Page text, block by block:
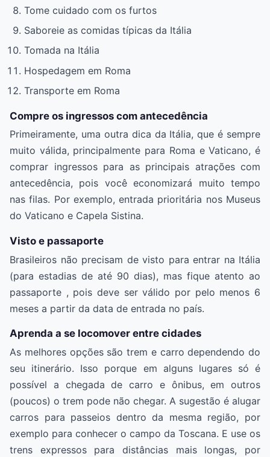
Tome cuidado com os furtos
Saboreie as comidas típicas da Itália
Tomada na Itália
Hospedagem em Roma
Transporte em Roma
Compre os ingressos com antecedência
Primeiramente, uma outra dica da Itália, que é sempre
muito válida, principalmente para Roma e Vaticano, é
comprar ingressos para as principais atrações com
antecedência, pois você economizará muito tempo
nas filas. Por exemplo, entrada prioritária nos Museus
do Vaticano e Capela Sistina.
Visto e passaporte
Brasileiros não precisam de visto para entrar na Itália
(para estadias de até 90 dias), mas fique atento ao
passaporte , pois deve ser válido por pelo menos 6
meses a partir da data de entrada no país.
Aprenda a se locomover entre cidades
As melhores opções são trem e carro dependendo do
seu itinerário. Isso porque em alguns lugares só é
possível a chegada de carro e ônibus, em outros
(poucos) o trem pode não chegar. A sugestão é alugar
carros para passeios dentro da mesma região, por
exemplo para conhecer o campo da Toscana. E use os
trens expressos para distâncias mais longas, por